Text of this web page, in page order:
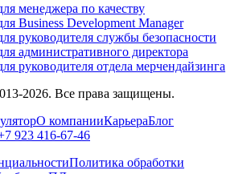
менеджера по качеству
Business Development Manager
руководителя службы безопасности
административного директора
руководителя отдела мерчендайзинга
2026. Все права защищены.
О компанииКарьераБлог
923 416-67-46
Политика обработки